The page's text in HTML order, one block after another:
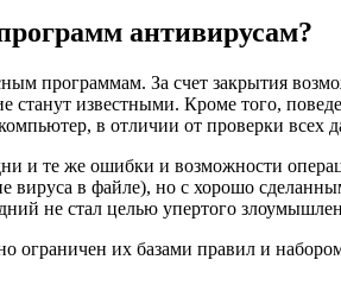
антивирусам?
программам. За счет закрытия
известными. Кроме того,
в отличии от проверки всех
те же ошибки и возможности
в файле), но с хорошо
не стал целью упертого
ограничен их базами правил и